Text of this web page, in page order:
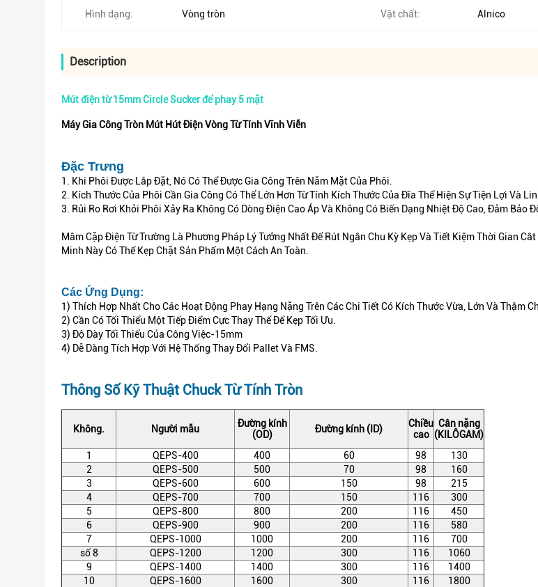
Hình dạng: Vòng tròn Vật chất: Alnico
Description
Mút điện từ 15mm Circle Sucker để phay 5 mặt
Máy Gia Công Tròn Mút Hút Điện Vòng Từ Tính Vĩnh Viễn
Đặc Trưng
1. Khi Phôi Được Lắp Đặt, Nó Có Thể Được Gia Công Trên Năm Mặt Của Phôi.
2. Kích Thước Của Phôi Cần Gia Công Có Thể Lớn Hơn Từ Tính Kích Thước Của Đĩa Thể Hiện Sự Tiện Lợi Và
3. Rủi Ro Rơi Khỏi Phôi Xảy Ra Không Có Dòng Điện Cao Áp Và Không Có Biến Dạng Nhiệt Độ Cao, Đảm Bảo
Mâm Cặp Điện Từ Trường Là Phương Pháp Lý Tưởng Nhất Để Rút Ngắn Chu Kỳ Kẹp Và Tiết Kiệm Thời Gian
Minh Này Có Thể Kẹp Chặt Sản Phẩm Một Cách An Toàn.
Các Ứng Dụng:
1) Thích Hợp Nhất Cho Các Hoạt Động Phay Hạng Nặng Trên Các Chi Tiết Có Kích Thước Vừa, Lớn Và Thậm
2) Cần Có Tối Thiểu Một Tiếp Điểm Cực Thay Thế Để Kẹp Tối Ưu.
3) Độ Dày Tối Thiểu Của Công Việc-15mm
4) Dễ Dàng Tích Hợp Với Hệ Thống Thay Đổi Pallet Và FMS.
Thông Số Kỹ Thuật Chuck Từ Tính Tròn
Không. Người mẫu
Đường kính
(OD)
Đường kính (ID)
Chiều
cao
Cân nặng
(KILÔGAM)
1
QEPS-400 400 60 98
130
2
QEPS-500 500 70 98
160
3
QEPS-600 600 150 98
215
4
QEPS-700 700 150 116
300
5
QEPS-800 800 200 116
450
6
QEPS-900 900 200 116
580
7
QEPS-1000 1000 200 116
700
số 8
QEPS-1200 1200 300 116
1060
9
QEPS-1400 1400 300 116
1400
10
QEPS-1600 1600 300 116
1800